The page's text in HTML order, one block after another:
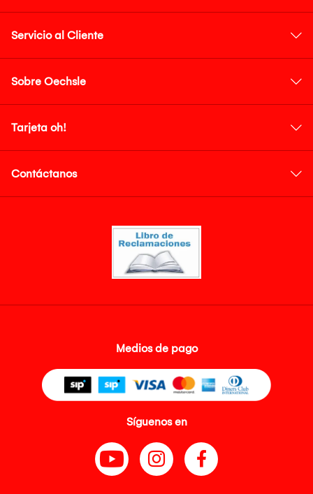
Servicio al Cliente
Sobre Oechsle
Tarjeta oh!
Contáctanos
Medios de pago
Síguenos en